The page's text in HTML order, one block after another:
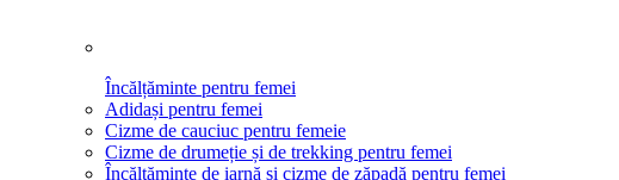
Încălțăminte pentru femei
Adidași pentru femei
Cizme de cauciuc pentru femeie
Cizme de drumeție și de trekking pentru femei
Încălțăminte de iarnă și cizme de zăpadă pentru femei